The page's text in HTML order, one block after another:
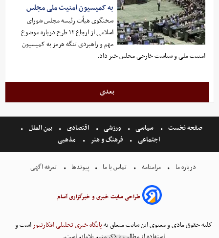
به کمیسیون امنیت ملی مجلس
سخنگوی هیأت رئیسه مجلس شورای
اسلامی از ارجاع ۱۲ طرح درباره موضوع
مهم و راهبردی تنگه هرمز به کمیسیون
امنیت ملی و سیاست خارجی مجلس خبر داد.
بعدی
صفحه نخست سیاسی ورزشی اقتصادی
بین الملل
اجتماعی
فرهنگ و هنر مذهبی
درباره ما مرامنامه تماس با ما پیوندها تعرفه اگهی
طراحی سایت خبری و خبرگزاری آسام
کلیه حقوق مادی و معنوی این سایت متعلق بهپایگاه خبری تحلیلی افکارنیوزاست و